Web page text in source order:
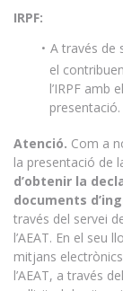
IRPF:
A través de
el
l’IRPF amb
presentació.
Atenció. Com a
la presentació de
d’obtenir la
documents
través del servei
l’AEAT. En el seu
mitjans
l’AEAT, a través